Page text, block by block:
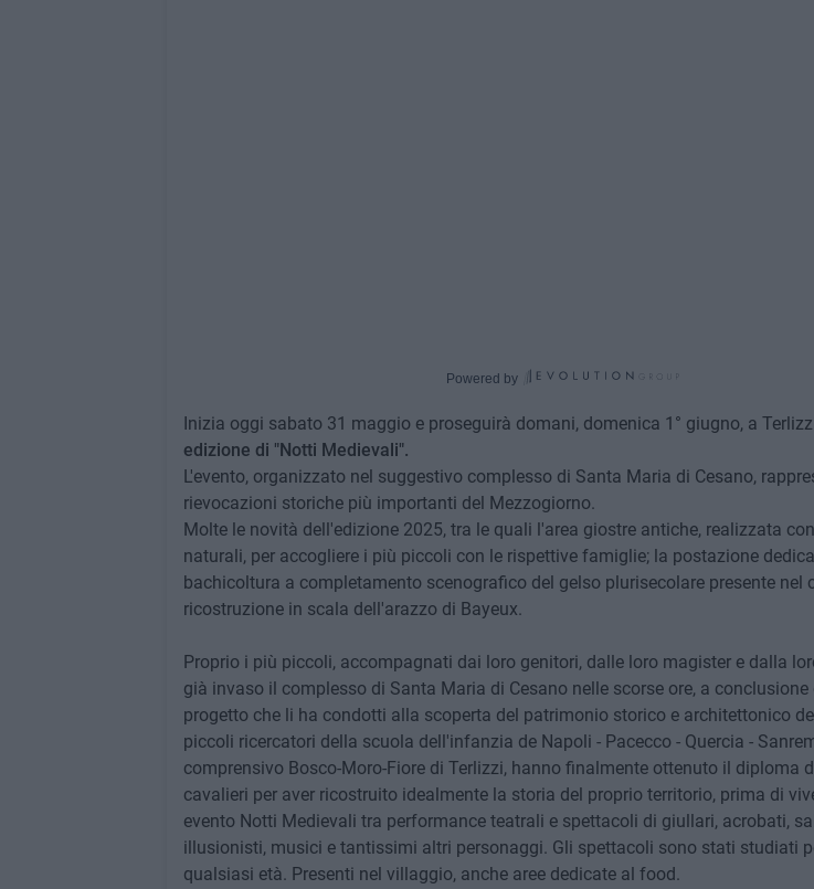
Powered by
Inizia oggi sabato 31 maggio e proseguirà domani, domenica 1° giugno, a
edizione di "Notti Medievali".
L'evento, organizzato nel suggestivo complesso di Santa Maria di Cesano,
rievocazioni storiche più importanti del Mezzogiorno.
Molte le novità dell'edizione 2025, tra le quali l'area giostre antiche, realizzata
naturali, per accogliere i più piccoli con le rispettive famiglie; la postazione
bachicoltura a completamento scenografico del gelso plurisecolare presente nel
ricostruzione in scala dell'arazzo di Bayeux.
Proprio i più piccoli, accompagnati dai loro genitori, dalle loro magister e dalla
già invaso il complesso di Santa Maria di Cesano nelle scorse ore, a
progetto che li ha condotti alla scoperta del patrimonio storico e architettonico
piccoli ricercatori della scuola dell'infanzia de Napoli - Pacecco - Quercia -
comprensivo Bosco-Moro-Fiore di Terlizzi, hanno finalmente ottenuto il diploma
cavalieri per aver ricostruito idealmente la storia del proprio territorio, prima di
evento Notti Medievali tra performance teatrali e spettacoli di giullari, acrobati,
illusionisti, musici e tantissimi altri personaggi. Gli spettacoli sono stati studiati
qualsiasi età. Presenti nel villaggio, anche aree dedicate al food.